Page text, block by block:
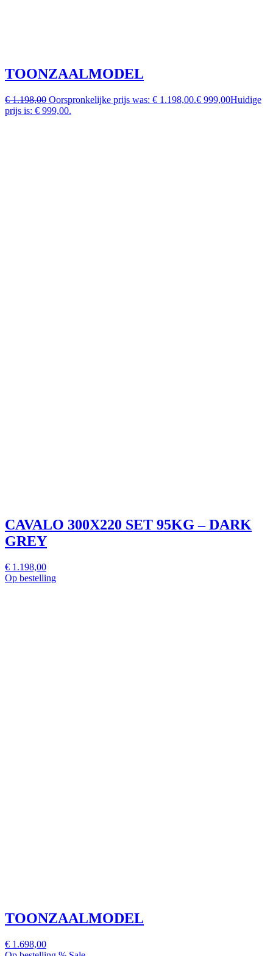
TOONZAALMODEL
€ 1.198,00 Oorspronkelijke prijs was: € 1.198,00.€ 999,00Huidige
prijs is: € 999,00.
CAVALO 300X220 SET 95KG – DARK
GREY
€ 1.198,00
Op bestelling
TOONZAALMODEL
€ 1.698,00